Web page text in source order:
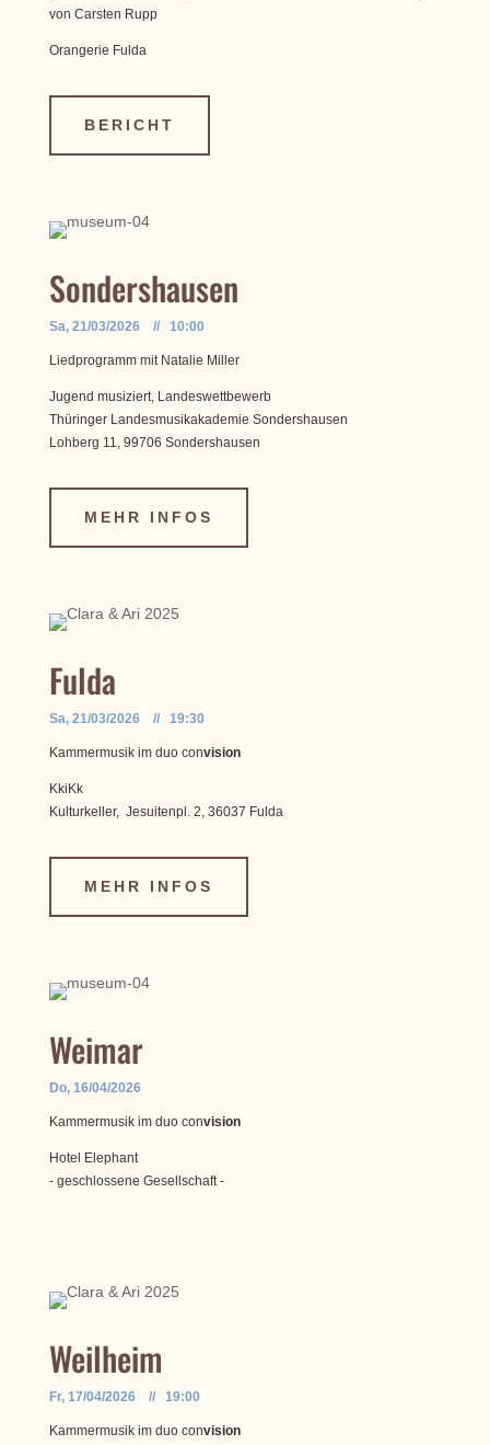
von Carsten Rupp
Orangerie Fulda
BERICHT
Sondershausen
Sa, 21/03/2026 // 10:00
Liedprogramm mit Natalie Miller
Jugend musiziert, Landeswettbewerb
Thüringer Landesmusikakademie Sondershausen
Lohberg 11, 99706 Sondershausen
MEHR INFOS
Fulda
Sa, 21/03/2026 // 19:30
Kammermusik im duo convision
KkiKk
Kulturkeller, Jesuitenpl. 2, 36037 Fulda
MEHR INFOS
Weimar
Do, 16/04/2026
Kammermusik im duo convision
Hotel Elephant
- geschlossene Gesellschaft -
Weilheim
Fr, 17/04/2026 // 19:00
Kammermusik im duo convision